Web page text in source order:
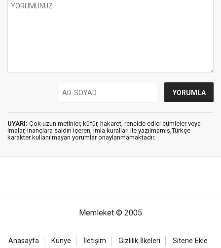
UYARI: Çok uzun metinler, küfür, hakaret, rencide edici cümleler veya
imalar, inançlara saldırı içeren, imla kuralları ile yazılmamış,Türkçe
karakter kullanılmayan yorumlar onaylanmamaktadır.
Memleket © 2005
Anasayfa Künye İletişim Gizlilik İlkeleri Sitene Ekle